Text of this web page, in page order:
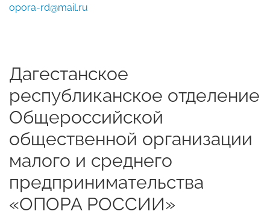
opora-rd@mail.ru
Дагестанское
республиканское отделение
Общероссийской
общественной организации
малого и среднего
предпринимательства
«ОПОРА РОССИИ»